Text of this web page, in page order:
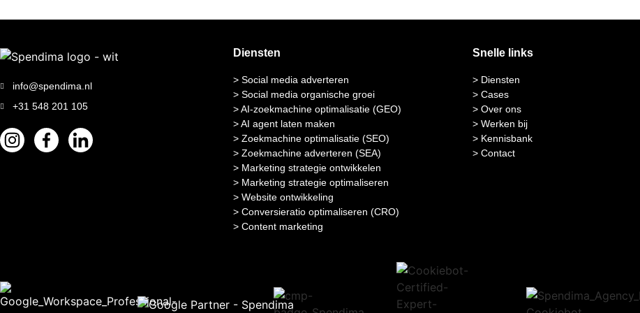
info@spendima.nl
+31 548 201 105
Diensten
> Social media adverteren
> Social media organische groei
> AI-zoekmachine optimalisatie (GEO)
> AI agent laten maken
> Zoekmachine optimalisatie (SEO)
> Zoekmachine adverteren (SEA)
> Marketing strategie ontwikkelen
> Marketing strategie optimaliseren
> Website ontwikkeling
> Conversieratio optimaliseren (CRO)
> Content marketing
Snelle links
> Diensten
> Cases
> Over ons
> Werken bij
> Kennisbank
> Contact